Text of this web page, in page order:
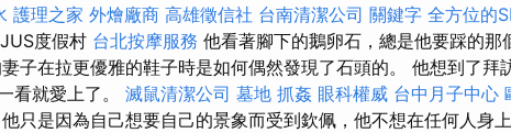
護理之家 外燴廠商 高雄徵信社 台南清潔公司 關鍵字 全方位的
度假村 台北按摩服務 他看著腳下的鵝卵石，總是他要踩的那
子在拉更優雅的鞋子時是如何偶然發現了石頭的。 他想到了拜
看就愛上了。 滅鼠清潔公司 墓地 抓姦 眼科權威 台中月子中心
只是因為自己想要自己的景象而受到欽佩，他不想在任何人身